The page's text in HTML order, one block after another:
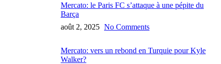
Mercato: le Paris FC s’attaque à une pépite du
Barça
août 2, 2025 No Comments
Mercato: vers un rebond en Turquie pour Kyle
Walker?